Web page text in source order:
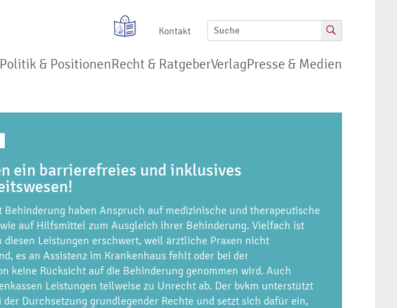
Kontakt
Politik & PositionenRecht & RatgeberVerlagPresse & Medien
ein barrierefreies und inklusives
Behinderung haben Anspruch auf medizinische und therapeutische
auf Hilfsmittel zum Ausgleich ihrer Behinderung. Vielfach ist
diesen Leistungen erschwert, weil ärztliche Praxen nicht
es an Assistenz im Krankenhaus fehlt oder bei der
keine Rücksicht auf die Behinderung genommen wird. Auch
Leistungen teilweise zu Unrecht ab. Der bvkm unterstützt
der Durchsetzung grundlegender Rechte und setzt sich dafür ein,